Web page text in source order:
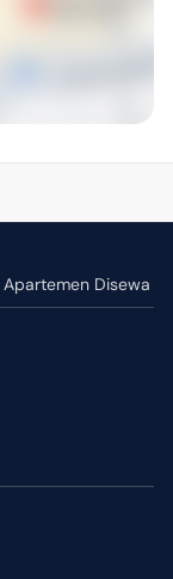
Apartemen Disewa